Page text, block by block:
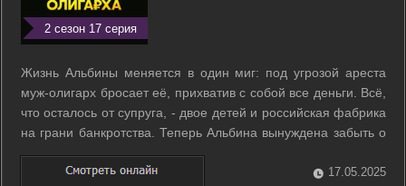
2 сезон 17 серия
Жизнь Альбины меняется в один миг: под угрозой ареста
муж-олигарх бросает её, прихватив с собой все деньги. Всё,
что осталось от супруга, - двое детей и российская фабрика
на грани банкротства. Теперь Альбина вынуждена забыть о
роскошной жизни в лондонском особняке и вспомнить то,
что ей говорили на бизнес-курсах. Только начинать жизнь с
17.05.2025